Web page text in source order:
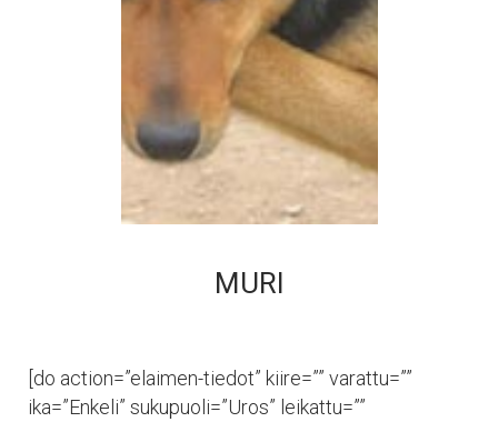
MURI
[do action=”elaimen-tiedot” kiire=”” varattu=””
ika=”Enkeli” sukupuoli=”Uros” leikattu=””